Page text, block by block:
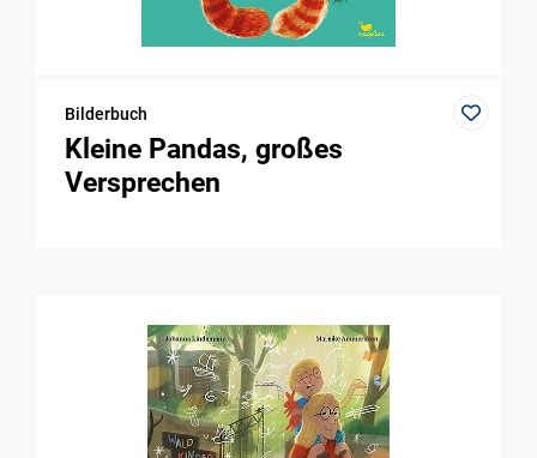
Bilderbuch
Kleine Pandas, großes
Versprechen